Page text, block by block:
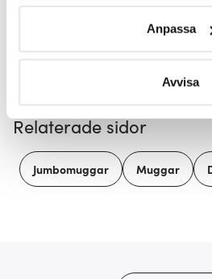
Ta reda på mer om hur dina
Du kan ändra eller dra tillbaka ditt
Vi använder cookies för att
ska anpassas efter det som vi
gör också att vi kan analysera
Anpassa
Avvisa
Låt dig inspireras
Relaterade sidor
Jumbomuggar Muggar